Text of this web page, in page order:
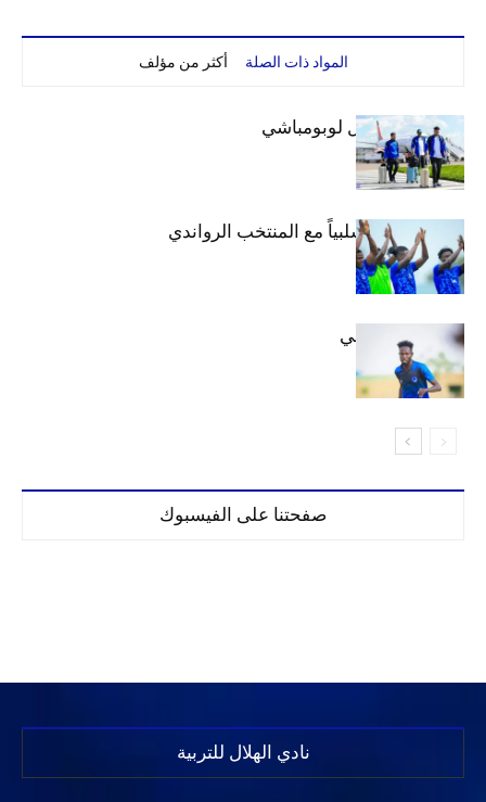
المواد ذات الصلة أكثر من مؤلف
بعثة الهلال تصل لوبومباشي
الهلال يتعادل سلبياً مع المنتخب الرواندي
إعدادياً
كنن يصل كيجالي
صفحتنا على الفيسبوك
نادي الهلال للتربية